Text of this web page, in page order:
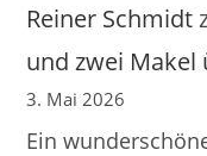
Reiner Schmidt
und zwei Makel
3. Mai 2026
Ein